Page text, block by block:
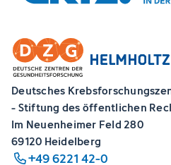
Deutsches
- Stiftung des öffentlichen
Im Neuenheimer Feld 280
69120 Heidelberg
+49 6221 42-0